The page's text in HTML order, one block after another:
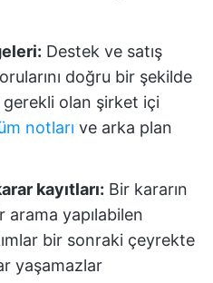
Destek ve satış
doğru bir şekilde
olan şirket içi
notları ve arka plan
kayıtları: Bir kararın
arama yapılabilen
bir sonraki çeyrekte
yaşamazlar